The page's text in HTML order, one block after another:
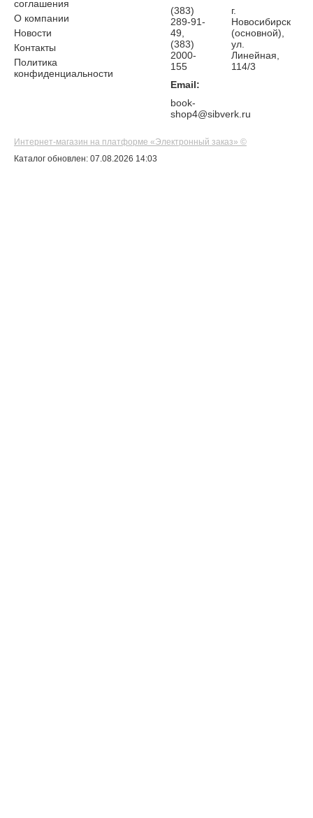
соглашения
О компании
Новости
Контакты
Политика
конфиденциальности
(383)
289-91-
49,
(383)
2000-
155
Email:
book-
shop4@sibverk.ru
г.
Новосибирск
(основной),
ул.
Линейная,
114/3
Интернет-магазин на платформе «Электронный заказ» ©
Каталог обновлен: 07.08.2026 14:03